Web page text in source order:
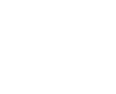
и пластиковой
из